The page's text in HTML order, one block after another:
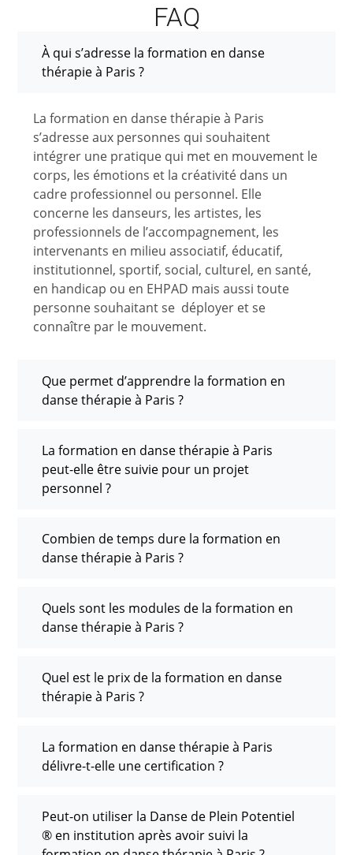
FAQ
À qui s’adresse la formation en danse
thérapie à Paris ?
La formation en danse thérapie à Paris
s’adresse aux personnes qui souhaitent
intégrer une pratique qui met en mouvement le
corps, les émotions et la créativité dans un
cadre professionnel ou personnel. Elle
concerne les danseurs, les artistes, les
professionnels de l’accompagnement, les
intervenants en milieu associatif, éducatif,
institutionnel, sportif, social, culturel, en santé,
en handicap ou en EHPAD mais aussi toute
personne souhaitant se déployer et se
connaître par le mouvement.
Que permet d’apprendre la formation en
danse thérapie à Paris ?
La formation en danse thérapie à Paris
peut-elle être suivie pour un projet
personnel ?
Combien de temps dure la formation en
danse thérapie à Paris ?
Quels sont les modules de la formation en
danse thérapie à Paris ?
Quel est le prix de la formation en danse
thérapie à Paris ?
La formation en danse thérapie à Paris
délivre-t-elle une certification ?
Peut-on utiliser la Danse de Plein Potentiel
® en institution après avoir suivi la